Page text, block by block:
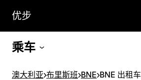
优步
乘车
澳大利亚>布里斯班>BNE>BNE 出租车